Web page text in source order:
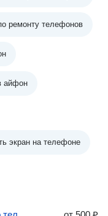
ремонту телефонов
айфон
экран на телефоне